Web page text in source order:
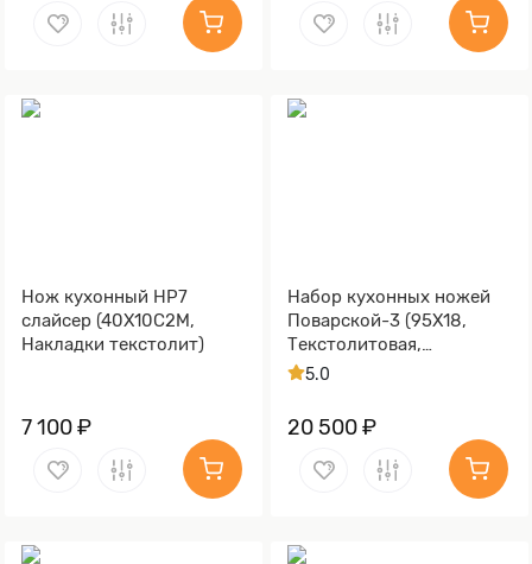
Нож кухонный НР7
слайсер (40Х10С2М,
Накладки текстолит)
7 100 ₽
Набор кухонных ножей
Поварской-3 (95Х18,
Текстолитовая,
Алюминий)
5.0
20 500 ₽